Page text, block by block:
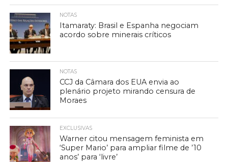
NOTAS
Itamaraty: Brasil e Espanha negociam
acordo sobre minerais críticos
NOTAS
CCJ da Câmara dos EUA envia ao
plenário projeto mirando censura de
Moraes
EXCLUSIVAS
Warner citou mensagem feminista em
‘Super Mario’ para ampliar filme de ’10
anos’ para ‘livre’